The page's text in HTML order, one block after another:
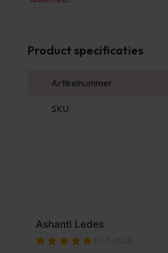
Product specificaties
Artikelnummer
SKU